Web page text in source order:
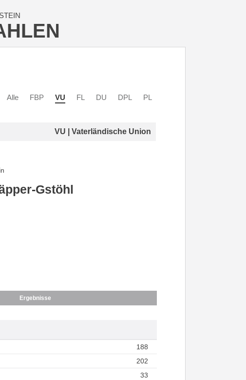
Alle FBP VU FL DU DPL PL
VU | Vaterländische Union
Gstöhl
Ergebnisse
188
202
33